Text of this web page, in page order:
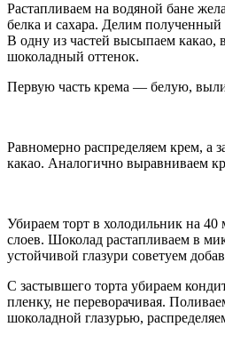
Растапливаем на водяной бане
белка и сахара. Делим полученный
В одну из частей высыпаем какао,
шоколадный оттенок.
Первую часть крема — белую,
Равномерно распределяем крем, а
какао. Аналогично выравниваем
Убираем торт в холодильник на 40
слоев. Шоколад растапливаем в
устойчивой глазури советуем
С застывшего торта убираем
пленку, не переворачивая.
шоколадной глазурью,